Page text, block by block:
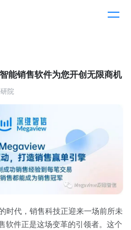
能销售软件为您开创无限商机
院
时代，销售科技正迎来一场前所未
软件正是这场变革的引领者。这个